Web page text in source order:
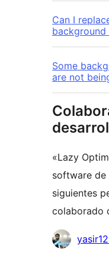
Can I
background
Some
are not
«Lazy
software
siguientes
colaborado